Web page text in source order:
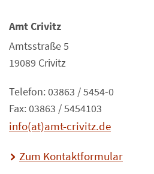
Amt Crivitz
Amtsstraße 5
19089 Crivitz
Telefon: 03863 / 5454-0
Fax: 03863 / 5454103
info(at)amt-crivitz.de
Zum Kontaktformular